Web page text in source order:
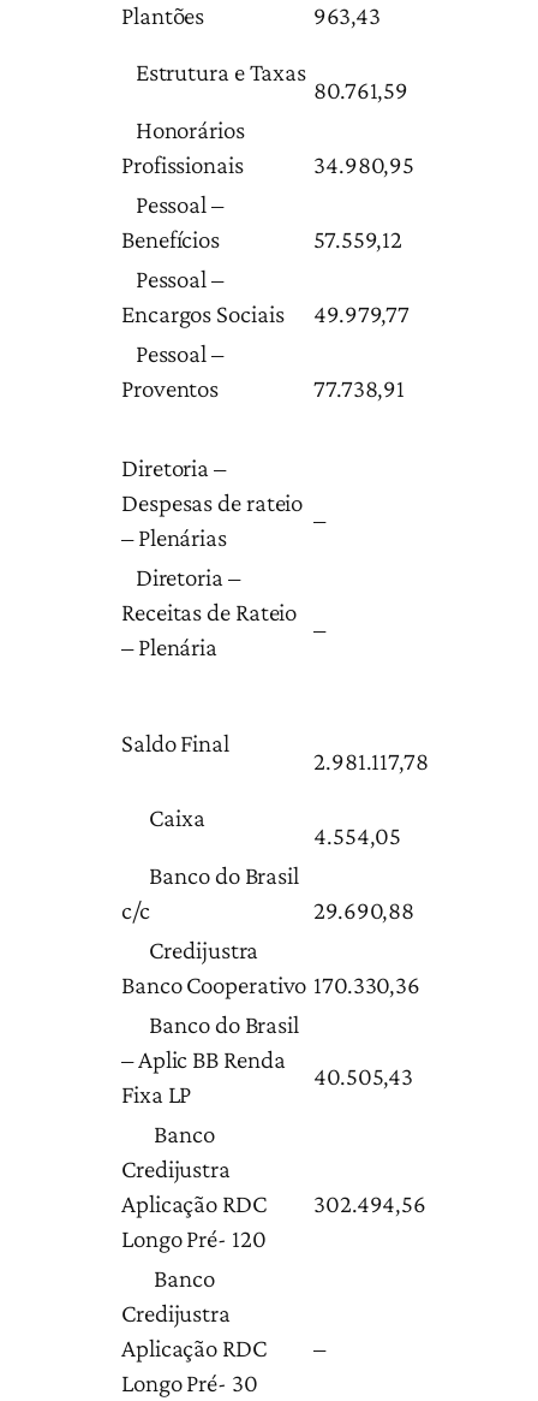
Plantões
963,43
Estrutura e Taxas
80.761,59
Honorários
Profissionais
34.980,95
Pessoal –
Benefícios
57.559,12
Pessoal –
Encargos Sociais
49.979,77
Pessoal –
Proventos
77.738,91
Diretoria –
Despesas de rateio
– Plenárias
–
Diretoria –
Receitas de Rateio
– Plenária
–
Saldo Final
2.981.117,78
Caixa
4.554,05
Banco do Brasil
c/c
29.690,88
Credijustra
Banco Cooperativo 170.330,36
Banco do Brasil
– Aplic BB Renda
Fixa LP
40.505,43
Banco
Credijustra
Aplicação RDC
Longo Pré- 120
302.494,56
Banco
Credijustra
Aplicação RDC
Longo Pré- 30
–